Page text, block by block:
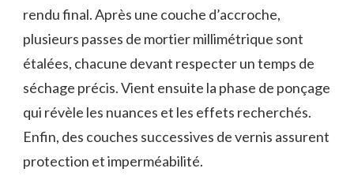
rendu final. Après une couche d’accroche,
plusieurs passes de mortier millimétrique sont
étalées, chacune devant respecter un temps de
séchage précis. Vient ensuite la phase de ponçage
qui révèle les nuances et les effets recherchés.
Enfin, des couches successives de vernis assurent
protection et imperméabilité.